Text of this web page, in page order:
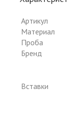
Артикул
Материал
Проба
Бренд
Вставки